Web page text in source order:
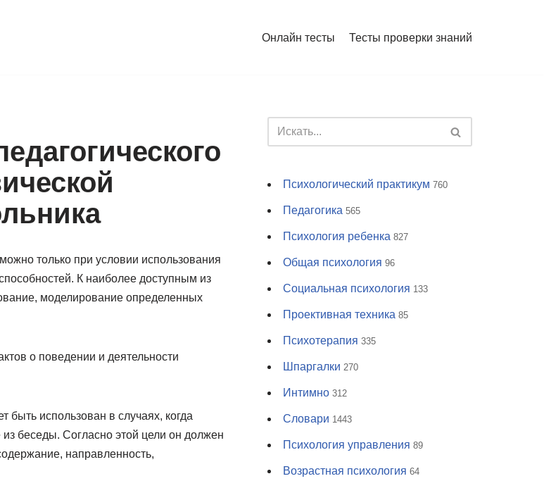
Онлайн тесты Тесты проверки знаний
только при условии использования
К наиболее доступным из
моделирование определенных
о поведении и деятельности
быть использован в случаях, когда
из беседы. Согласно этой цели он должен
направленность,
Психологический практикум 760
Педагогика 565
Психология ребенка 827
Общая психология 96
Социальная психология 133
Проективная техника 85
Психотерапия 335
Шпаргалки 270
Интимно 312
Словари 1443
Психология управления 89
Возрастная психология 64